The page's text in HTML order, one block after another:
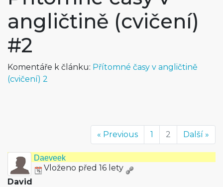
angličtině (cvičení)
#2
Komentáře k článku: Přítomné časy v angličtině
(cvičení) 2
« Previous 1 2 Další »
Daeveek
Vloženo před 16 lety
David